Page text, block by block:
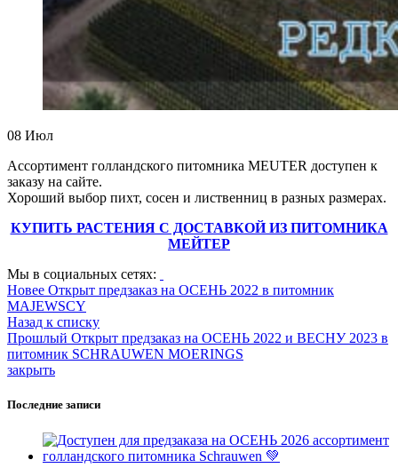
08 Июл
Ассортимент голландского питомника MEUTER доступен к
заказу на сайте.
Хороший выбор пихт, сосен и лиственниц в разных размерах.
КУПИТЬ РАСТЕНИЯ С ДОСТАВКОЙ ИЗ ПИТОМНИКА
МЕЙТЕР
Мы в социальных сетях:
Новее Открыт предзаказ на ОСЕНЬ 2022 в питомник
MAJEWSCY
Назад к списку
Прошлый Открыт предзаказ на ОСЕНЬ 2022 и ВЕСНУ 2023 в
питомник SCHRAUWEN MOERINGS
закрыть
Последние записи